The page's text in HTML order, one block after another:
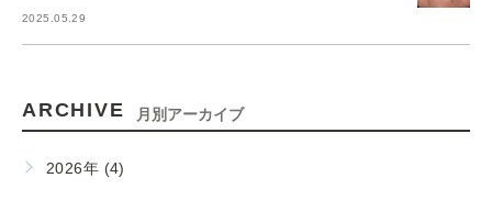
2025.05.29
ARCHIVE 月別アーカイブ
2026年 (4)